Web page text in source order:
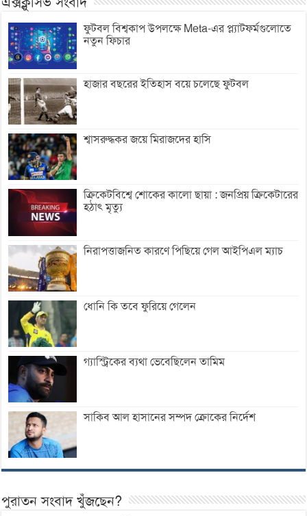
ফুটবল বিশ্বকাপ উপলক্ষে Meta-এর প্ল্যাটফর্মগুলোতে
নতুন ফিচার
হাজার বছরের ইতিহাস বয়ে চলেছে ফুটবল
শ্বাসরুদ্ধকর জয়ে মিরাজদের হাসি
ক্রিকেটবিশ্বে শোকের কালো ছায়া : জনপ্রিয় ক্রিকেটারের
হঠাৎ মৃত্যু
নিরাপত্তাজনিত কারণে পিছিয়ে গেল আইপিএল ম্যাচ
ধোনি কি তবে ফুরিয়ে গেলেন
গ্যাস্ট্রিকের ব্যথা ভেবেছিলেন তামিম
সাকিব আল হাসানের সম্পদ ক্রোকের নির্দেশ
পুরাতন সংবাদ খুঁজছেন?